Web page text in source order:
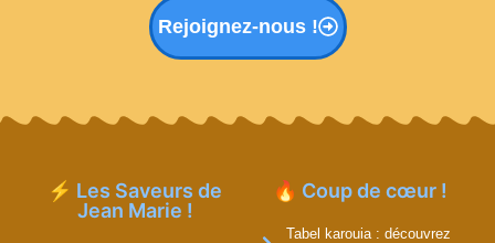
Rejoignez-nous !
⚡ Les Saveurs de
Jean Marie !
🔥 Coup de cœur !
Tabel karouia : découvrez